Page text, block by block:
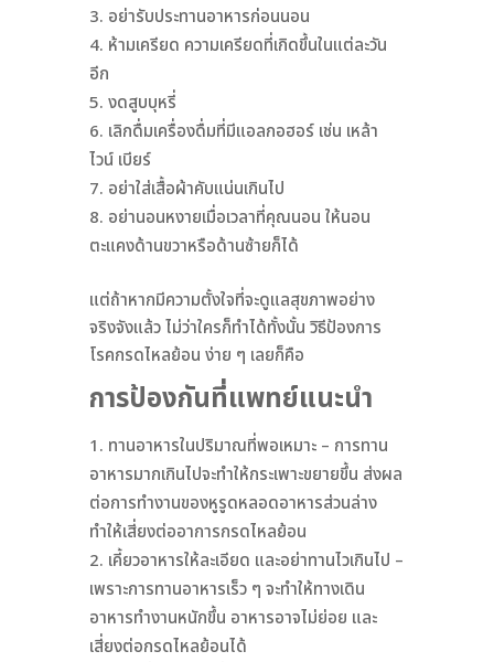
อย่ารับประทานอาหารก่อนนอน
ห้ามเครียด ความเครียดที่เกิดขึ้นในแต่ละวัน
อีก
งดสูบบุหรี่
เลิกดื่มเครื่องดื่มที่มีแอลกอฮอร์ เช่น เหล้า
ไวน์ เบียร์
อย่าใส่เสื้อผ้าคับแน่นเกินไป
อย่านอนหงายเมื่อเวลาที่คุณนอน ให้นอน
ตะแคงด้านขวาหรือด้านซ้ายก็ได้
แต่ถ้าหากมีความตั้งใจที่จะดูแลสุขภาพอย่าง
จริงจังแล้ว ไม่ว่าใครก็ทำได้ทั้งนั้น วิธีป้องการ
โรคกรดไหลย้อน ง่าย ๆ เลยก็คือ
การป้องกันที่แพทย์แนะนำ
ทานอาหารในปริมาณที่พอเหมาะ – การทาน
อาหารมากเกินไปจะทำให้กระเพาะขยายขึ้น ส่งผล
ต่อการทำงานของหูรูดหลอดอาหารส่วนล่าง
ทำให้เสี่ยงต่ออาการกรดไหลย้อน
เคี้ยวอาหารให้ละเอียด และอย่าทานไวเกินไป –
เพราะการทานอาหารเร็ว ๆ จะทำให้ทางเดิน
อาหารทำงานหนักขึ้น อาหารอาจไม่ย่อย และ
เสี่ยงต่อกรดไหลย้อนได้